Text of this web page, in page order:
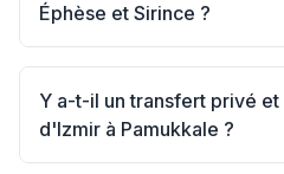
Éphèse et Sirince ?
Y a-t-il un transfert privé
d'Izmir à Pamukkale ?